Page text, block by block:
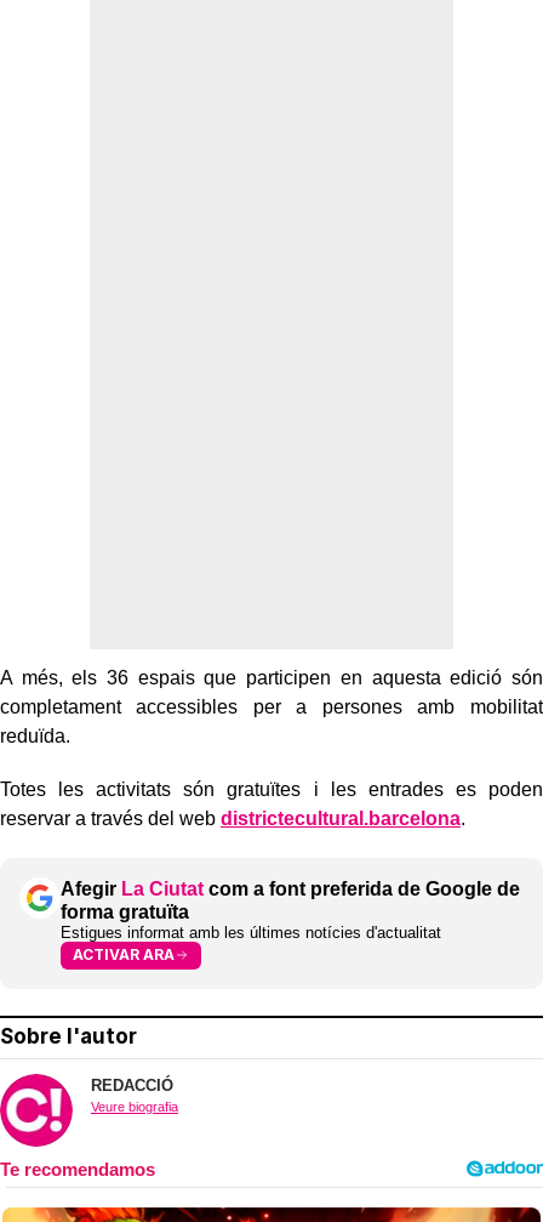
A més, els 36 espais que participen en aquesta edició són
completament accessibles per a persones amb mobilitat
reduïda.
Totes les activitats són gratuïtes i les entrades es poden
reservar a través del web districtecultural.barcelona.
Afegir La Ciutat com a font preferida de Google de
forma gratuïta
Estigues informat amb les últimes notícies d'actualitat
ACTIVAR ARA
Sobre l'autor
REDACCIÓ
Veure biografia